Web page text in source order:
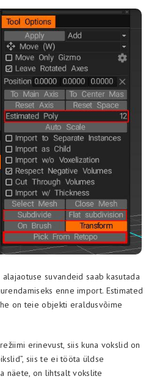
suvandeid saab kasutada
enne import. Estimated
on teie objekti eraldusvõime
erinevust, siis kuna vokslid on
siis te ei tööta üldse
näete, on lihtsalt vokslite